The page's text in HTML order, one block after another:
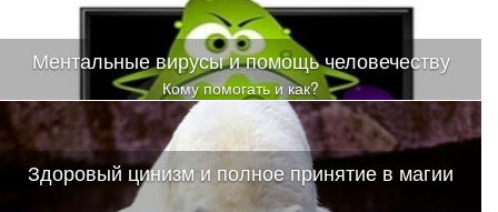
Ментальные вирусы и помощь человечеству
Кому помогать и как?
Здоровый цинизм и полное принятие в магии